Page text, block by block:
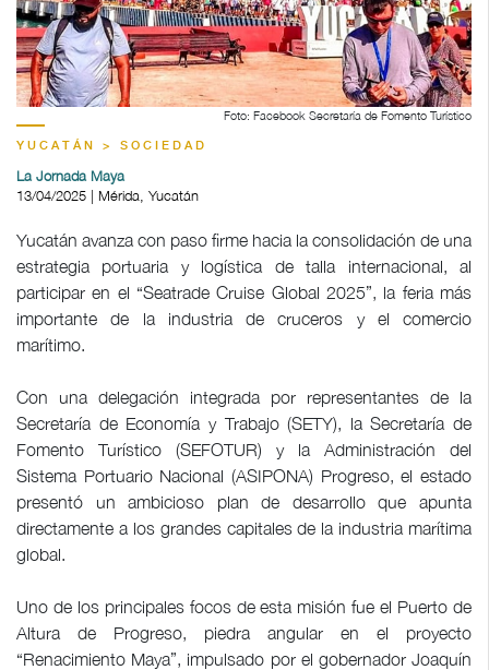
Foto: Facebook Secretaría de Fomento Turístico
YUCATÁN > SOCIEDAD
La Jornada Maya
13/04/2025 | Mérida, Yucatán
Yucatán avanza con paso firme hacia la consolidación de una
estrategia portuaria y logística de talla internacional, al
participar en el “Seatrade Cruise Global 2025”, la feria más
importante de la industria de cruceros y el comercio
marítimo.
Con una delegación integrada por representantes de la
Secretaría de Economía y Trabajo (SETY), la Secretaría de
Fomento Turístico (SEFOTUR) y la Administración del
Sistema Portuario Nacional (ASIPONA) Progreso, el estado
presentó un ambicioso plan de desarrollo que apunta
directamente a los grandes capitales de la industria marítima
global.
Uno de los principales focos de esta misión fue el Puerto de
Altura de Progreso, piedra angular en el proyecto
“Renacimiento Maya”, impulsado por el gobernador Joaquín